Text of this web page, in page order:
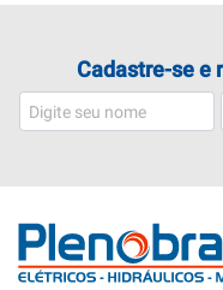
Cadastre-se e